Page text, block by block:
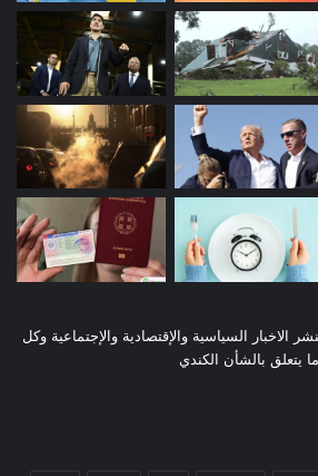
الاخبار السياسية والإقتصادية والإجتماعية وكل
ما يتعلق بالشأن الكندي